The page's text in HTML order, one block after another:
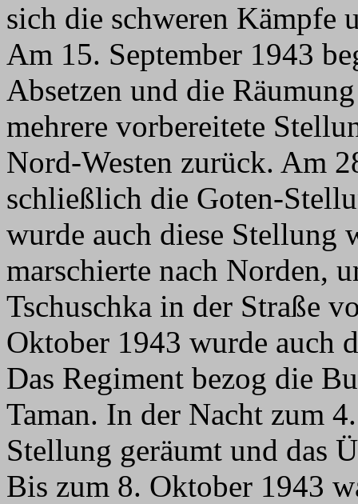
sich die schweren Kämpfe
Am 15. September 1943
Absetzen und die
mehrere vorbereitete
Nord-Westen zurück. Am
schließlich die Goten-
wurde auch diese Stellung
marschierte nach Norden,
Tschuschka in der Straße
Oktober 1943 wurde auch
Das Regiment bezog die
Taman. In der Nacht zum
Stellung geräumt und das
Bis zum 8. Oktober 1943